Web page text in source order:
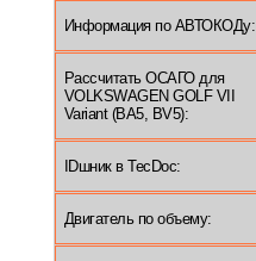
Информация по АВТОКОДу:
Рассчитать ОСАГО для
VOLKSWAGEN GOLF VII
Variant (BA5, BV5):
IDшник в TecDoc:
Двигатель по объему: